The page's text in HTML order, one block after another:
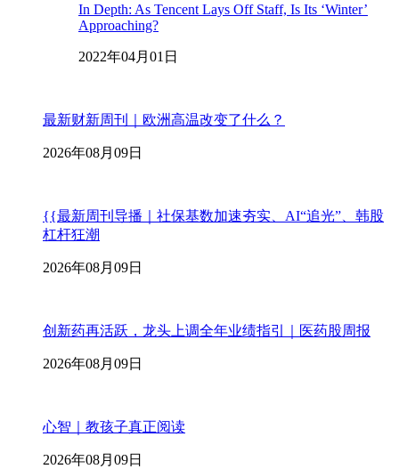
In Depth: As Tencent Lays Off Staff, Is Its ‘Winter’
Approaching?
2022年04月01日
最新财新周刊｜欧洲高温改变了什么？
2026年08月09日
{{最新周刊导播｜社保基数加速夯实、AI“追光”、韩股
杠杆狂潮
2026年08月09日
创新药再活跃，龙头上调全年业绩指引｜医药股周报
2026年08月09日
心智｜教孩子真正阅读
2026年08月09日